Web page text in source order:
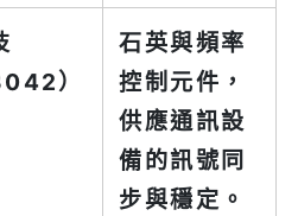
）
石英與頻率
控制元件，
供應通訊設
備的訊號同
步與穩定。